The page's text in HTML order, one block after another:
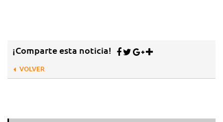
¡Comparte esta noticia!
VOLVER